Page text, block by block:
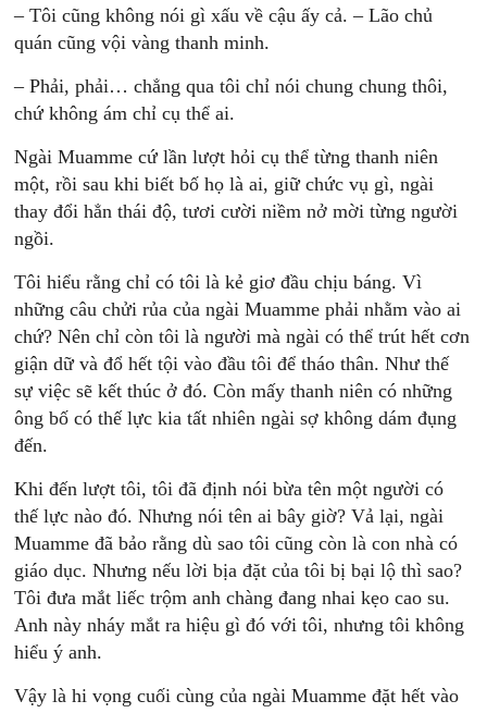
– Tôi cũng không nói gì xấu về cậu ấy cả. – Lão chủ
quán cũng vội vàng thanh minh.
– Phải, phải… chẳng qua tôi chỉ nói chung chung thôi,
chứ không ám chỉ cụ thể ai.
Ngài Muamme cứ lần lượt hỏi cụ thể từng thanh niên
một, rồi sau khi biết bố họ là ai, giữ chức vụ gì, ngài
thay đổi hẳn thái độ, tươi cười niềm nở mời từng người
ngồi.
Tôi hiểu rằng chỉ có tôi là kẻ giơ đầu chịu báng. Vì
những câu chửi rủa của ngài Muamme phải nhằm vào ai
chứ? Nên chỉ còn tôi là người mà ngài có thể trút hết cơn
giận dữ và đổ hết tội vào đầu tôi để tháo thân. Như thế
sự việc sẽ kết thúc ở đó. Còn mấy thanh niên có những
ông bố có thế lực kia tất nhiên ngài sợ không dám đụng
đến.
Khi đến lượt tôi, tôi đã định nói bừa tên một người có
thế lực nào đó. Nhưng nói tên ai bây giờ? Vả lại, ngài
Muamme đã bảo rằng dù sao tôi cũng còn là con nhà có
giáo dục. Nhưng nếu lời bịa đặt của tôi bị bại lộ thì sao?
Tôi đưa mắt liếc trộm anh chàng đang nhai kẹo cao su.
Anh này nháy mắt ra hiệu gì đó với tôi, nhưng tôi không
hiểu ý anh.
Vậy là hi vọng cuối cùng của ngài Muamme đặt hết vào